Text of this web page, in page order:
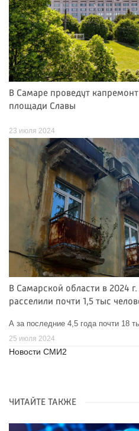
В Самаре проведут
площади Славы
23 июля 2024
В Самарской области в 2024
расселили почти 1,5 тыс
А за последние 4,5 года почти 18
25 июля 2024
Новости СМИ2
ЧИТАЙТЕ ТАКЖЕ